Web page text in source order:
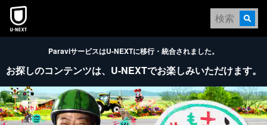
本文へスキップ
ParaviサービスはU-NEXTに移行・統合されました。
お探しのコンテンツは、 U-NEXTでお楽しみいただけます。